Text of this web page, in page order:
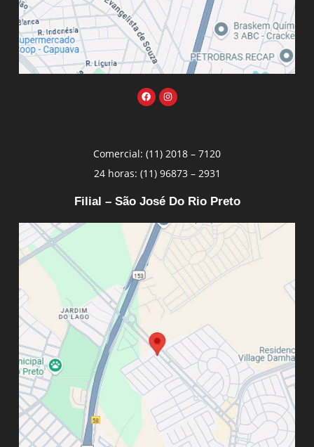
Comercial: (11) 2018 – 7120
24 horas: (11) 96873 – 2931
Filial – São José Do Rio Preto